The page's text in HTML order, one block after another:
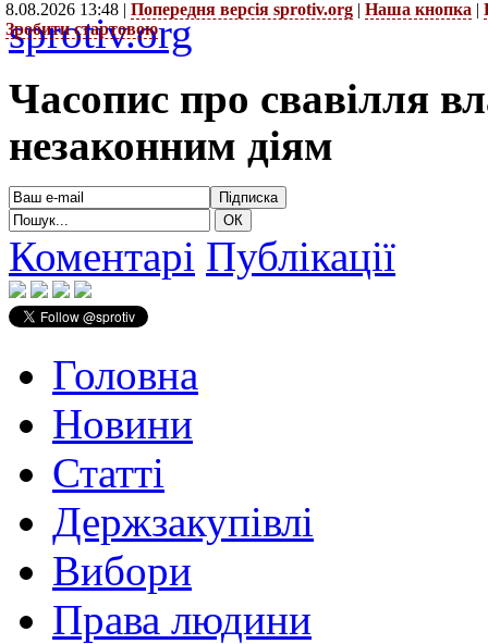
8.08.2026 13:48 | Попередня версія sprotiv.org | Наша кнопка |
Зробити стартовою
sprotiv.org
Часопис про свавілля
незаконним діям
Коментарі Публікації
Головна
Новини
Статті
Держзакупівлі
Вибори
Права людини